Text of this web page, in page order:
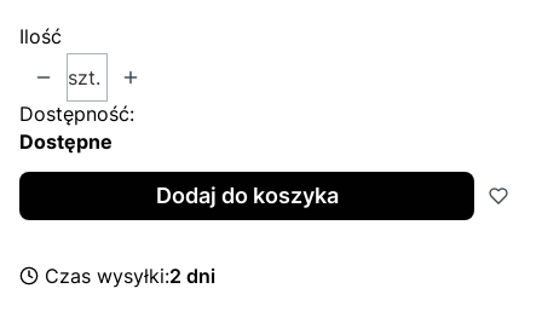
Ilość
szt.
Dostępność:
Dostępne
Dodaj do koszyka
Czas wysyłki:2 dni